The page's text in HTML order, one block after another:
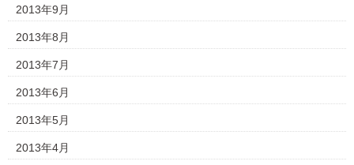
2013年9月
2013年8月
2013年7月
2013年6月
2013年5月
2013年4月